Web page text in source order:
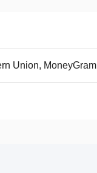
Union, MoneyGram